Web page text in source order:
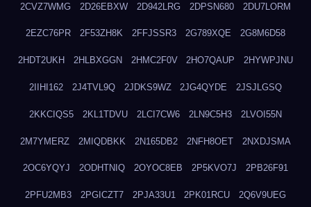
2CVZ7WMG 2D26EBXW 2D942LRG 2DPSN680 2DU7LORM
2EZC76PR 2F53ZH8K 2FFJSSR3 2G789XQE 2G8M6D58
2HDT2UKH 2HLBXGGN 2HMC2F0V 2HO7QAUP 2HYWPJNU
2IIHI162 2J4TVL9Q 2JDKS9WZ 2JG4QYDE 2JSJLGSQ
2KKCIQS5 2KL1TDVU 2LCI7CW6 2LN9C5H3 2LVOI55N
2M7YMERZ 2MIQDBKK 2N165DB2 2NFH8OET 2NXDJSMA
2OC6YQYJ 2ODHTNIQ 2OYOC8EB 2P5KVO7J 2PB26F91
2PFU2MB3 2PGICZT7 2PJA33U1 2PK01RCU 2Q6V9UEG